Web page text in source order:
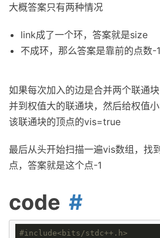
大概答案只有两种情况
link成了一个环，答案就是size
不成环，那么答案是靠前的点数-1
如果每次加入的边是合并两个联通
并到权值大的联通块，然后给权值
该联通块的顶点的vis=true
最后从头开始扫描一遍vis数组，找
点，答案就是这个点-1
code
#include<bits/stdc++.h>